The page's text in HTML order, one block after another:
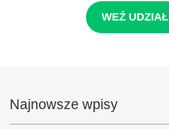
WEŹ UDZIAŁ
Najnowsze wpisy